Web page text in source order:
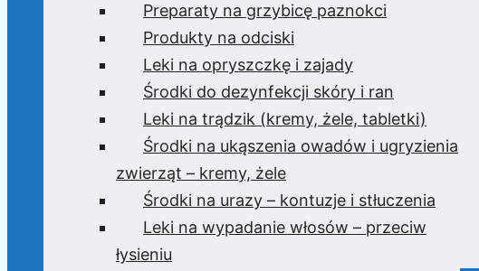
Preparaty na grzybicę paznokci
Produkty na odciski
Leki na opryszczkę i zajady
Środki do dezynfekcji skóry i ran
Leki na trądzik (kremy, żele, tabletki)
Środki na ukąszenia owadów i ugryzienia
zwierząt – kremy, żele
Środki na urazy – kontuzje i stłuczenia
Leki na wypadanie włosów – przeciw
łysieniu